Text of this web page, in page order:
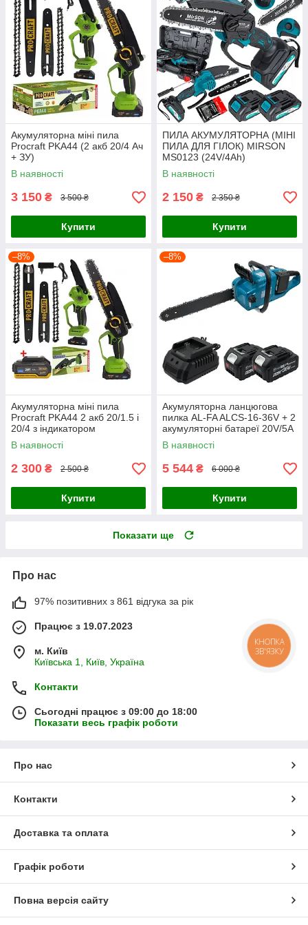
Акумуляторна міні пила
Procraft PKA44 (2 акб 20/4 Ач
+ ЗУ)
В наявності
3 150 ₴ 3 500 ₴
Купити
ПИЛА АКУМУЛЯТОРНА (МІНІ
ПИЛА ДЛЯ ГІЛОК) MIRSON
MS0123 (24V/4Ah)
В наявності
2 150 ₴ 2 350 ₴
Купити
–8%
Акумуляторна міні пила
Procraft PKA44 2 акб 20/1.5 і
20/4 з індикатором
В наявності
2 300 ₴ 2 500 ₴
Купити
–8%
Акумуляторна ланцюгова
пилка AL-FA ALCS-16-36V + 2
акумуляторні батареї 20V/5A
+ зарядний пристрій
В наявності
5 544 ₴ 6 000 ₴
Купити
Показати ще
Про нас
97% позитивних з 861 відгука за рік
Працює з 19.07.2023
м. Київ
Київська 1, Київ, Україна
Контакти
Сьогодні працює з 09:00 до 18:00
Показати весь графік роботи
Про нас
Контакти
Доставка та оплата
Графік роботи
Повна версія сайту
КНОПКА
ЗВ'ЯЗКУ